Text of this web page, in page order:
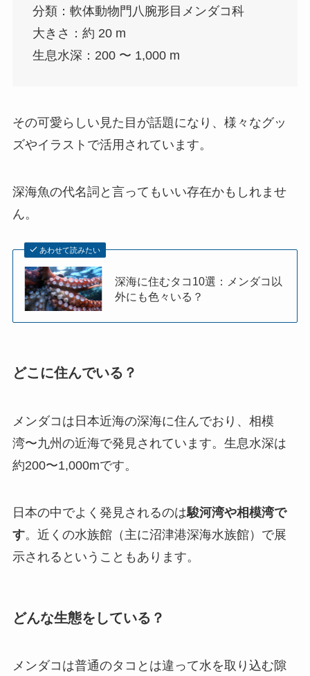
分類：軟体動物門八腕形目メンダコ科
大きさ：約 20 m
生息水深：200 〜 1,000 m
その可愛らしい見た目が話題になり、様々なグッ
ズやイラストで活用されています。
深海魚の代名詞と言ってもいい存在かもしれませ
ん。
あわせて読みたい
深海に住むタコ10選：メンダコ以
外にも色々いる？
どこに住んでいる？
メンダコは日本近海の深海に住んでおり、相模
湾〜九州の近海で発見されています。生息水深は
約200〜1,000mです。
日本の中でよく発見されるのは駿河湾や相模湾で
す。近くの水族館（主に沼津港深海水族館）で展
示されるということもあります。
どんな生態をしている？
メンダコは普通のタコとは違って水を取り込む隙